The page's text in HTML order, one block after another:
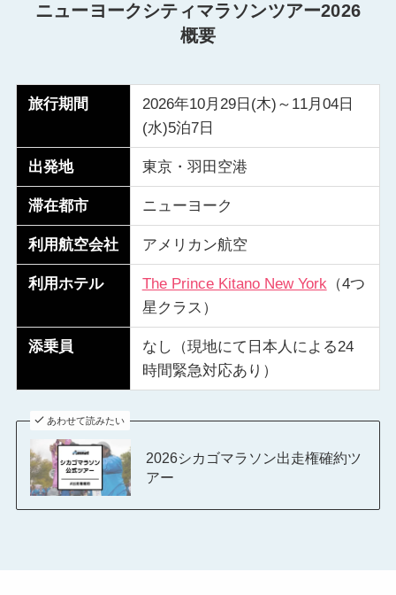
ニューヨークシティマラソンツアー2026
概要
旅行期間
2026年10月29日(木)～11月04日
(水)5泊7日
出発地 東京・羽田空港
滞在都市 ニューヨーク
利用航空会社 アメリカン航空
利用ホテル The Prince Kitano New York（4つ
星クラス）
添乗員
なし（現地にて日本人による24
時間緊急対応あり）
あわせて読みたい
2026シカゴマラソン出走権確約ツ
アー